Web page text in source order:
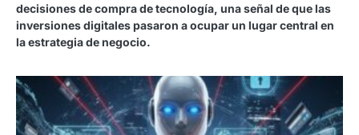
decisiones de compra de tecnología, una señal de que las
inversiones digitales pasaron a ocupar un lugar central en
la estrategia de negocio.